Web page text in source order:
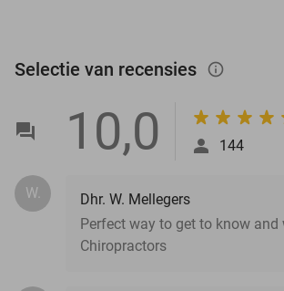
Selectie van recensies info_outlined
10,0 144
W.
Dhr. W. Mellegers
Perfect way to get to know
Chiropractors